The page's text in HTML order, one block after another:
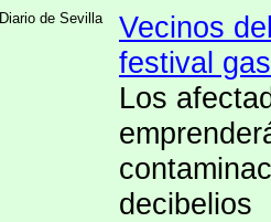
Diario de Sevilla
Vecinos
festival
Los
decibelios